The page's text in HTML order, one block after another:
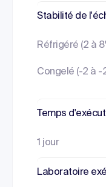
Stabilité de
Réfrigéré (2 à
Congelé (-2 à -
Temps
1 jour
Laboratoire